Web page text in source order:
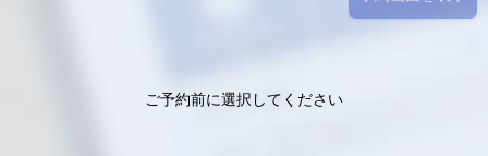
ご予約前に選択してください